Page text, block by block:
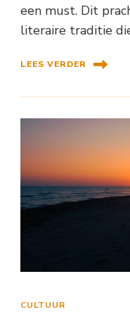
een must. Dit
literaire traditie
LEES VERDER
CULTUUR